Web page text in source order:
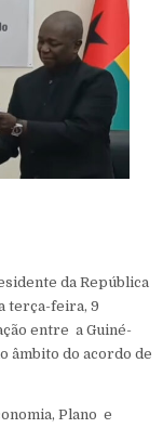
da República
terça-feira, 9
entre a Guiné-
âmbito do acordo de
Plano e